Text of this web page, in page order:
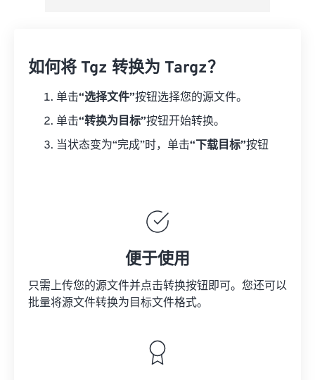
如何将 Tgz 转换为 Targz？
单击“选择文件”按钮选择您的源文件。
单击“转换为目标”按钮开始转换。
当状态变为“完成”时，单击“下载目标”按钮
便于使用
只需上传您的源文件并点击转换按钮即可。您还可以
批量将源文件转换为目标文件格式。